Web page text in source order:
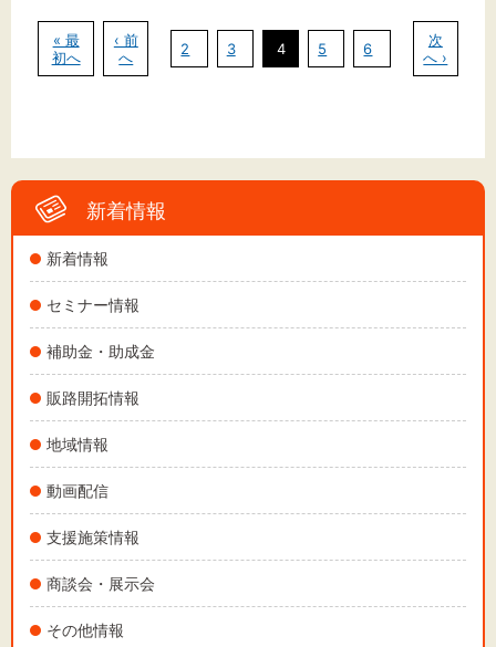
新着情報
新着情報
セミナー情報
補助金・助成金
販路開拓情報
地域情報
動画配信
支援施策情報
商談会・展示会
その他情報
« 最
初へ
‹ 前
へ
2 3 4 5 6
次
へ ›